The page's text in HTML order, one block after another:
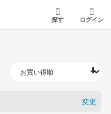
探す ログイン
変更